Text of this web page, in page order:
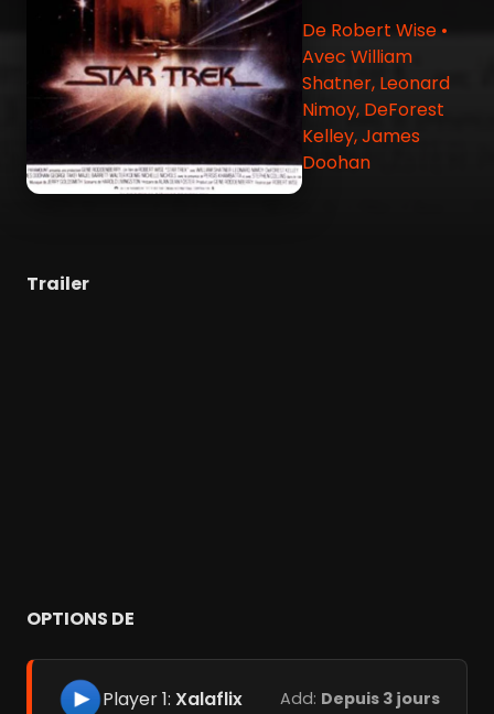
De Robert Wise •
Avec William
Shatner, Leonard
Nimoy, DeForest
Kelley, James
Doohan
Trailer
OPTIONS DE
Player 1: Xalaflix Add: Depuis 3 jours